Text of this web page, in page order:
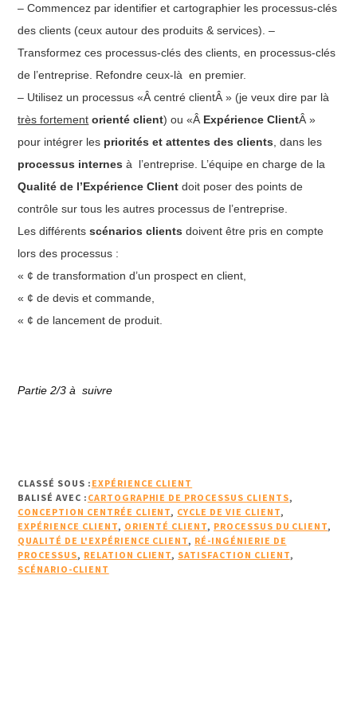
– Commencez par identifier et cartographier les processus-clés
des clients (ceux autour des produits & services). –
Transformez ces processus-clés des clients, en processus-clés
de l’entreprise. Refondre ceux-là en premier.
– Utilisez un processus «Â centré clientÂ » (je veux dire par là
très fortement orienté client) ou «Â Expérience ClientÂ »
pour intégrer les priorités et attentes des clients , dans les
processus internes à l’entreprise. L’équipe en charge de la
Qualité de l’Expérience Client doit poser des points de
contrôle sur tous les autres processus de l’entreprise.
Les différentsscénarios clientsdoivent être pris en compte
lors des processus :
« ¢ de transformation d’un prospect en client,
« ¢ de devis et commande,
« ¢ de lancement de produit.
Partie 2/3 à suivre
CLASSÉ SOUS : EXPÉRIENCE CLIENT
BALISÉ AVEC : CARTOGRAPHIE DE PROCESSUS CLIENTS,
CONCEPTION CENTRÉE CLIENT, CYCLE DE VIE CLIENT,
EXPÉRIENCE CLIENT, ORIENTÉ CLIENT, PROCESSUS DU CLIENT,
QUALITÉ DE L'EXPÉRIENCE CLIENT, RÉ-INGÉNIERIE DE
PROCESSUS, RELATION CLIENT, SATISFACTION CLIENT,
SCÉNARIO-CLIENT